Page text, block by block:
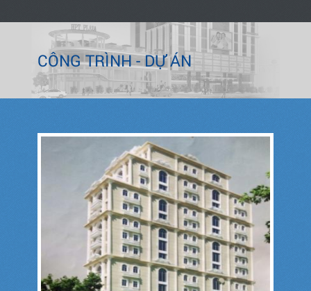
CÔNG TRÌNH - DỰ ÁN